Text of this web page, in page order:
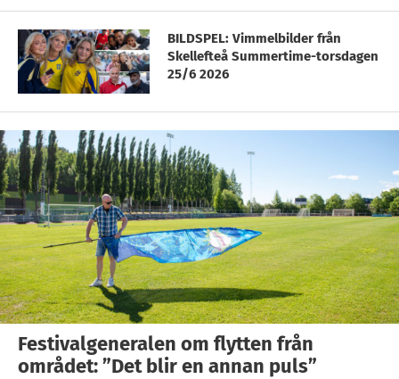
BILDSPEL: Vimmelbilder från
Skellefteå Summertime-torsdagen
25/6 2026
Festivalgeneralen om flytten från
området: ”Det blir en annan puls”